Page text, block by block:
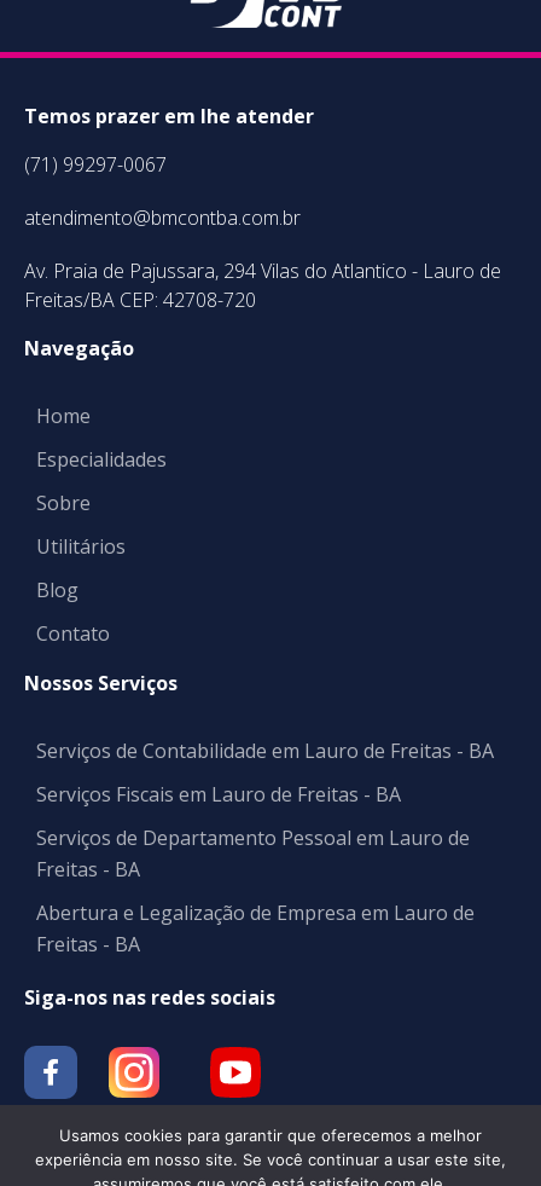
Temos prazer em lhe atender
(71) 99297-0067
atendimento@bmcontba.com.br
Av. Praia de Pajussara, 294 Vilas do Atlantico - Lauro de
Freitas/BA CEP: 42708-720
Navegação
Home
Especialidades
Sobre
Utilitários
Blog
Contato
Nossos Serviços
Serviços de Contabilidade em Lauro de Freitas - BA
Serviços Fiscais em Lauro de Freitas - BA
Serviços de Departamento Pessoal em Lauro de
Freitas - BA
Abertura e Legalização de Empresa em Lauro de
Freitas - BA
Siga-nos nas redes sociais
Usamos cookies para garantir que oferecemos a melhor
experiência em nosso site. Se você continuar a usar este site,